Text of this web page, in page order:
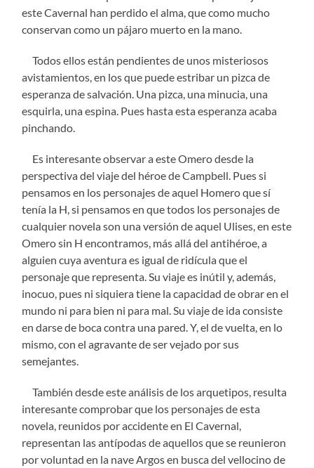
este Cavernal han perdido el alma, que como mucho
conservan como un pájaro muerto en la mano.
Todos ellos están pendientes de unos misteriosos
avistamientos, en los que puede estribar un pizca de
esperanza de salvación. Una pizca, una minucia, una
esquirla, una espina. Pues hasta esta esperanza acaba
pinchando.
Es interesante observar a este Omero desde la
perspectiva del viaje del héroe de Campbell. Pues si
pensamos en los personajes de aquel Homero que sí
tenía la H, si pensamos en que todos los personajes de
cualquier novela son una versión de aquel Ulises, en este
Omero sin H encontramos, más allá del antihéroe, a
alguien cuya aventura es igual de ridícula que el
personaje que representa. Su viaje es inútil y, además,
inocuo, pues ni siquiera tiene la capacidad de obrar en el
mundo ni para bien ni para mal. Su viaje de ida consiste
en darse de boca contra una pared. Y, el de vuelta, en lo
mismo, con el agravante de ser vejado por sus
semejantes.
También desde este análisis de los arquetipos, resulta
interesante comprobar que los personajes de esta
novela, reunidos por accidente en El Cavernal,
representan las antípodas de aquellos que se reunieron
por voluntad en la nave Argos en busca del vellocino de